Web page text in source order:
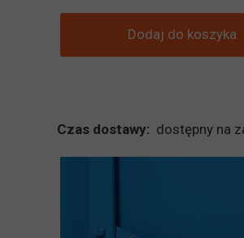
Dodaj do koszyka
Czas dostawy: dostępny na